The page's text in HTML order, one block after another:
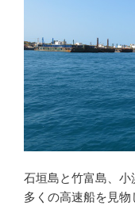
石垣島と竹富島、
多くの高速船を見